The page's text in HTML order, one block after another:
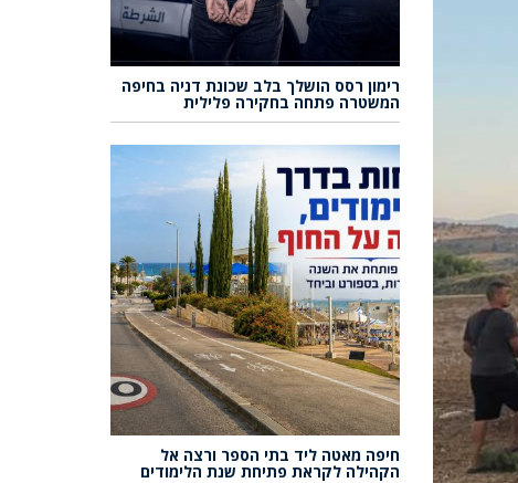
רימון רסס הושלך בלב שכונת דניה בחיפה
המשטרה פתחה בחקירה פלילית
חיפה מאטה ליד בתי הספר ורצה אל
הקהילה לקראת פתיחת שנת הלימודים